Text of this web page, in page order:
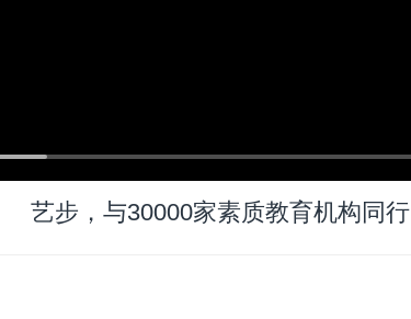
艺步，与30000家素质教育机构同行